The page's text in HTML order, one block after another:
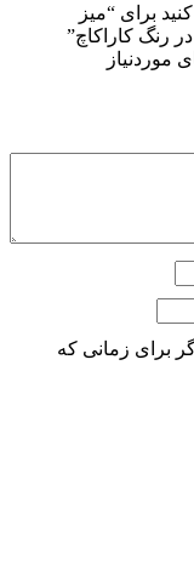
برای “میز
موردنیاز
برای زمانی که